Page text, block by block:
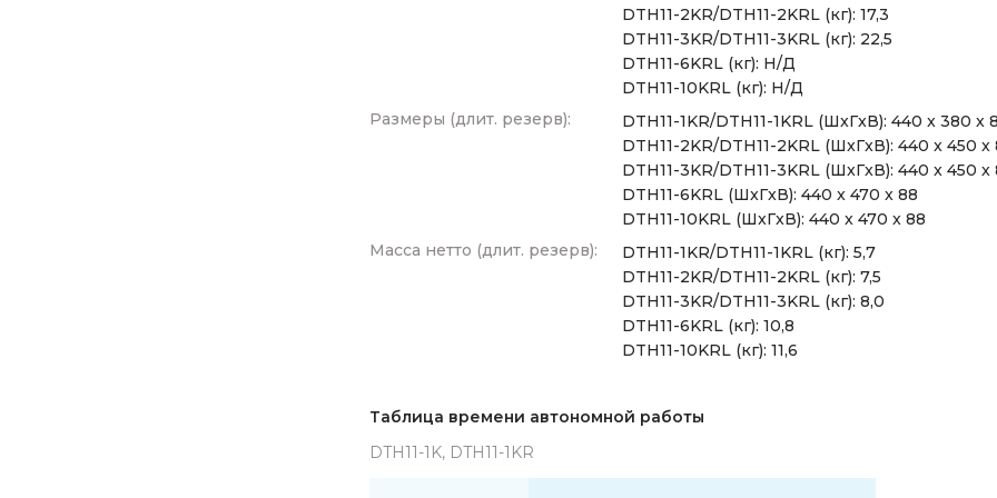
DTH11-2KR/DTH11-2KRL (кг): 17,3
DTH11-3KR/DTH11-3KRL (кг): 22,5
DTH11-6KRL (кг): Н/Д
DTH11-10KRL (кг): Н/Д
Размеры (длит. резерв):
DTH11-1KR/DTH11-1KRL (ШxГxВ): 440 x 380 x
DTH11-2KR/DTH11-2KRL (ШxГxВ): 440 x 450 x
DTH11-3KR/DTH11-3KRL (ШxГxВ): 440 x 450 x
DTH11-6KRL (ШxГxВ): 440 x 470 x 88
DTH11-10KRL (ШxГxВ): 440 x 470 x 88
Масса нетто (длит. резерв):
DTH11-1KR/DTH11-1KRL (кг): 5,7
DTH11-2KR/DTH11-2KRL (кг): 7,5
DTH11-3KR/DTH11-3KRL (кг): 8,0
DTH11-6KRL (кг): 10,8
DTH11-10KRL (кг): 11,6
Таблица времени автономной работы
DTH11-1K, DTH11-1KR